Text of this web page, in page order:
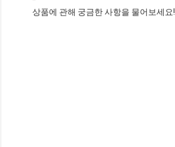
상품에 관해 궁금한 사항을 물어보세요!